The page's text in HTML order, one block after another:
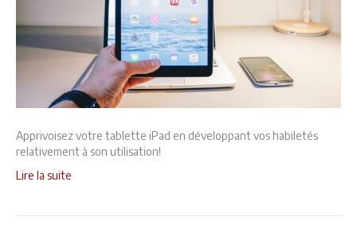
Apprivoisez votre tablette iPad en développant vos habiletés
relativement à son utilisation!
Lire la suite